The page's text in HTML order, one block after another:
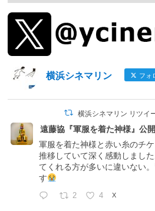
横浜シネマリン フォ
横浜シネマリン リツイ
遠藤協『軍服を着た神様』公開
軍服を着た神様と赤い糸のチ
推移していて深く感動しまし
てくれる方が多いに違いない
す
2 4 X